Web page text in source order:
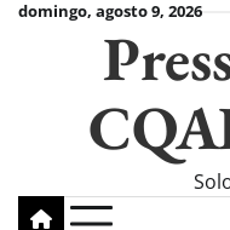
Skipdomingo, agosto 9, 2026